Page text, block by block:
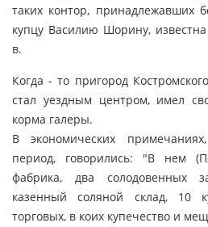
таких контор, принадлежавших
купцу Василию Шорину,
в.
Когда - то пригород
стал уездным центром, имел
корма галеры.
В экономических
период, говорились: "В нем
фабрика, два солодовенных
казенный соляной склад, 10
торговых, в коих купечество и